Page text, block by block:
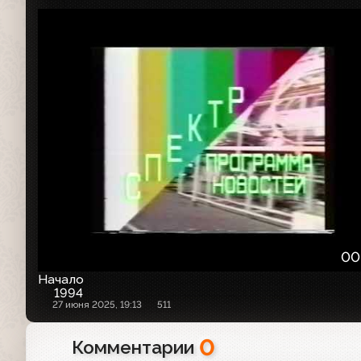
Начало
1994
27 июня 2025, 19:13 511
Комментарии 0